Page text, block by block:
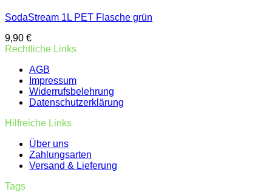
SodaStream 1L PET Flasche grün
9,90 €
Rechtliche Links
AGB
Impressum
Widerrufsbelehrung
Datenschutzerklärung
Hilfreiche Links
Über uns
Zahlungsarten
Versand & Lieferung
Tags